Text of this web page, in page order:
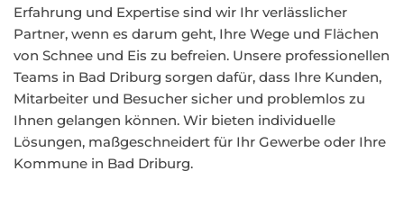
Erfahrung und Expertise sind wir Ihr verlässlicher
Partner, wenn es darum geht, Ihre Wege und Flächen
von Schnee und Eis zu befreien. Unsere professionellen
Teams in Bad Driburg sorgen dafür, dass Ihre Kunden,
Mitarbeiter und Besucher sicher und problemlos zu
Ihnen gelangen können. Wir bieten individuelle
Lösungen, maßgeschneidert für Ihr Gewerbe oder Ihre
Kommune in Bad Driburg.